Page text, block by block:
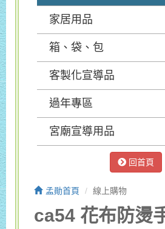
家居用品
箱、袋、包
客製化宣導品
過年專區
宮廟宣導用品
回首頁
孟勛首頁 線上購物
ca54 花布防燙